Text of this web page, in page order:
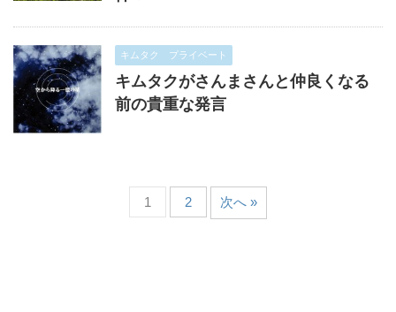
キムタク プライベート
キムタクがさんまさんと仲良くなる
前の貴重な発言
1 2 次へ »